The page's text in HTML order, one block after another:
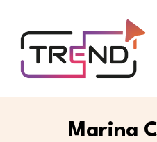
Marina